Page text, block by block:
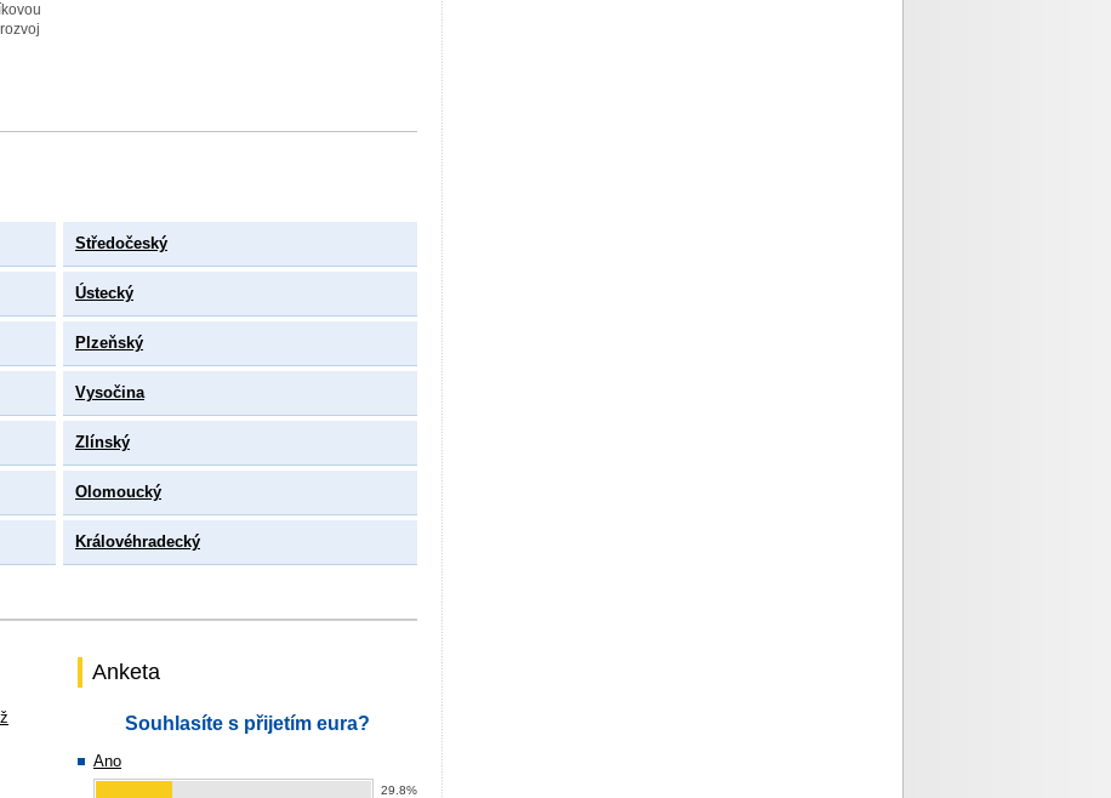
Středočeský
Ústecký
Plzeňský
Vysočina
Zlínský
Olomoucký
Královéhradecký
Anketa
Souhlasíte s přijetím eura?
Ano
29.8%